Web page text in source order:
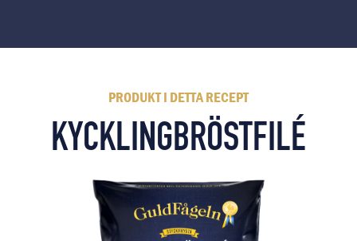
PRODUKT I DETTA RECEPT
KYCKLINGBRÖSTFILÉ